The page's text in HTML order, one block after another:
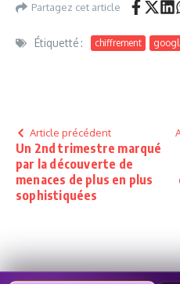
Partagez cet article
Étiquetté : chiffrement
Article précédent
Un 2nd trimestre marqué
par la découverte de
menaces de plus en plus
sophistiquées